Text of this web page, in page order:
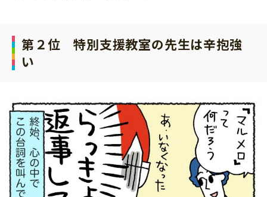
第２位 特別支援教室の先生は辛抱強
い